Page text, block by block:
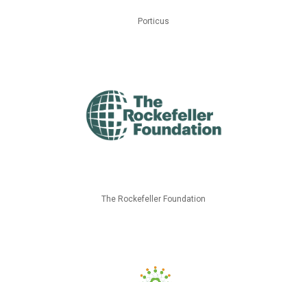
Porticus
The Rockefeller Foundation